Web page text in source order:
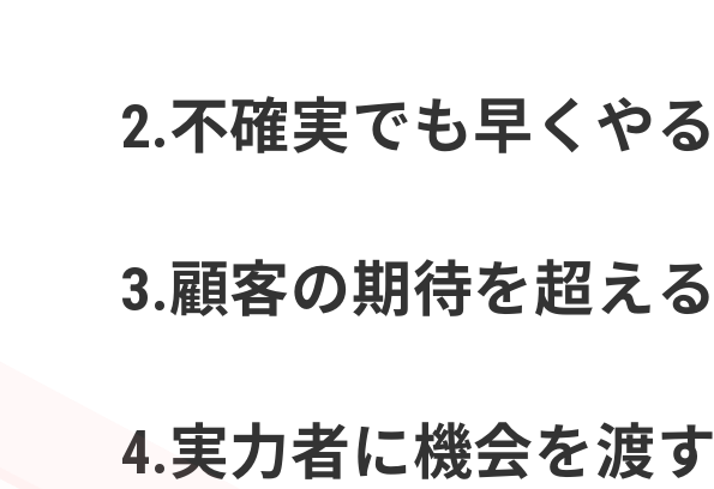
2.不確実でも早くやる
3.顧客の期待を超える
4.実力者に機会を渡す